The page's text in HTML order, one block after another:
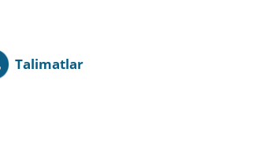
Talimatlar